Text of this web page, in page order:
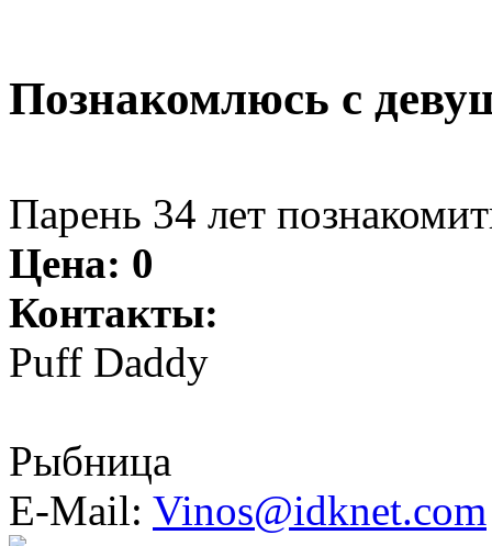
Познакомлюсь с
Парень 34 лет
Цена: 0
Контакты:
Puff Daddy
Рыбница
E-Mail: Vinos@idknet.com